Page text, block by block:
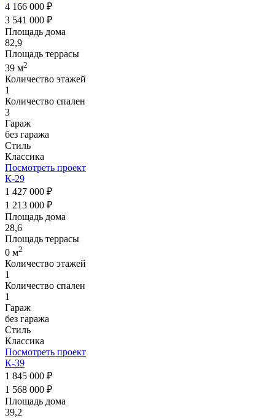
4 166 000 ₽
3 541 000 ₽
Площадь дома
82,9
Площадь террасы
39 м2
Количество этажей
1
Количество спален
3
Гараж
без гаража
Стиль
Классика
Посмотреть проект
К-29
1 427 000 ₽
1 213 000 ₽
Площадь дома
28,6
Площадь террасы
0 м2
Количество этажей
1
Количество спален
1
Гараж
без гаража
Стиль
Классика
Посмотреть проект
К-39
1 845 000 ₽
1 568 000 ₽
Площадь дома
39,2